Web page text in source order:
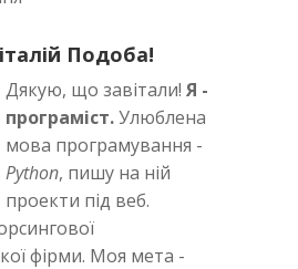
Подоба!
Дякую, що завітали! Я -
програміст.Улюблена
мова програмування -
Python, пишу на ній
проекти під веб.
фірми. Моя мета -